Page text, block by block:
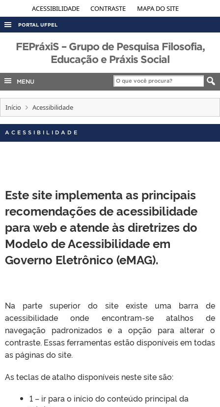
ACESSIBILIDADE CONTRASTE MAPA DO SITE
PORTAL UFPEL
ACESSO À INFORMAÇÃO
CONCURSOS
EDITAIS
INTERNACIONAL
OUVIDORIA
FEPráxiS – Grupo de Pesquisa Filosofia,
Educação e Práxis Social
MENU
Início Acessibilidade
ACESSIBILIDADE
Este site implementa as principais
recomendações de acessibilidade
para web e atende às diretrizes do
Modelo de Acessibilidade em
Governo Eletrônico (eMAG).
Na parte superior do site existe uma barra de
acessibilidade onde encontram-se atalhos de
navegação padronizados e a opção para alterar o
contraste. Essas ferramentas estão disponíveis em todas
as páginas do site.
As teclas de atalho disponíveis neste site são:
1 – ir para o início do conteúdo principal da